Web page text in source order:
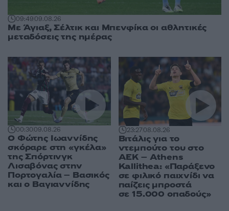
09:4909.08.26
Με Άγιαξ, Σέλτικ και Μπενφίκα οι αθλητικές
μεταδόσεις της ημέρας
00:3009.08.26
Ο Φώτης Ιωαννίδης
σκόραρε στη «γκέλα»
της Σπόρτινγκ
Λισαβόνας στην
Πορτογαλία – Βασικός
και ο Βαγιαννίδης
23:2708.08.26
Βιτάλις για το
ντεμπούτο του στο
ΑΕΚ – Athens
Kallithea: «Παράξενο
σε φιλικό παιχνίδι να
παίζεις μπροστά
σε 15.000 οπαδούς»